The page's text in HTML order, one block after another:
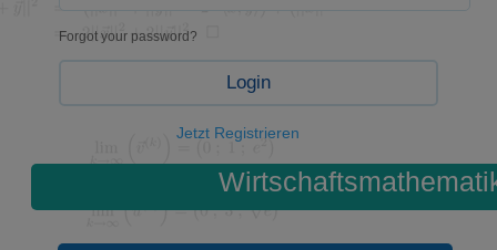
Forgot your password?
Login
Jetzt Registrieren